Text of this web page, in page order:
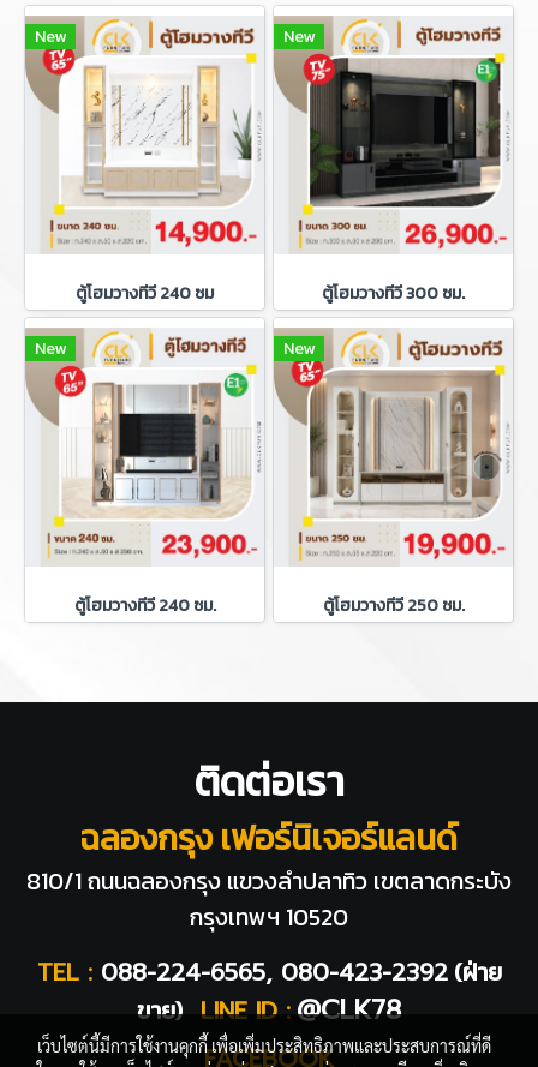
New
ตู้โฮมวางทีวี 240 ซม
New
ตู้โฮมวางทีวี 300 ซม.
New
ตู้โฮมวางทีวี 240 ซม.
New
ตู้โฮมวางทีวี 250 ซม.
ติดต่อเรา
ฉลองกรุง เฟอร์นิเจอร์แลนด์
810/1 ถนนฉลองกรุง แขวงลำปลาทิว เขตลาดกระบัง
กรุงเทพฯ 10520
TEL : 088-224-6565, 080-423-2392 (ฝ่าย
ขาย) LINE ID : @CLK78
FACEBOOK
เว็บไซต์นี้มีการใช้งานคุกกี้ เพื่อเพิ่มประสิทธิภาพและประสบการณ์ที่ดี